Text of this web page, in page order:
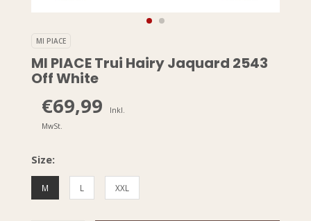
MI PIACE
MI PIACE Trui Hairy Jaquard 2543
Off White
€69,99
Inkl.
MwSt.
Size:
M L XXL